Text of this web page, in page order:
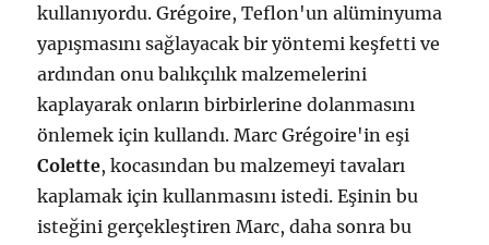
kullanıyordu. Grégoire, Teflon'un alüminyuma
yapışmasını sağlayacak bir yöntemi keşfetti ve
ardından onu balıkçılık malzemelerini
kaplayarak onların birbirlerine dolanmasını
önlemek için kullandı. Marc Grégoire'in eşi
Colette, kocasından bu malzemeyi tavaları
kaplamak için kullanmasını istedi. Eşinin bu
isteğini gerçekleştiren Marc, daha sonra bu